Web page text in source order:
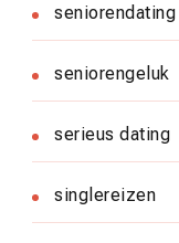
seniorendating
seniorengeluk
serieus dating
singlereizen